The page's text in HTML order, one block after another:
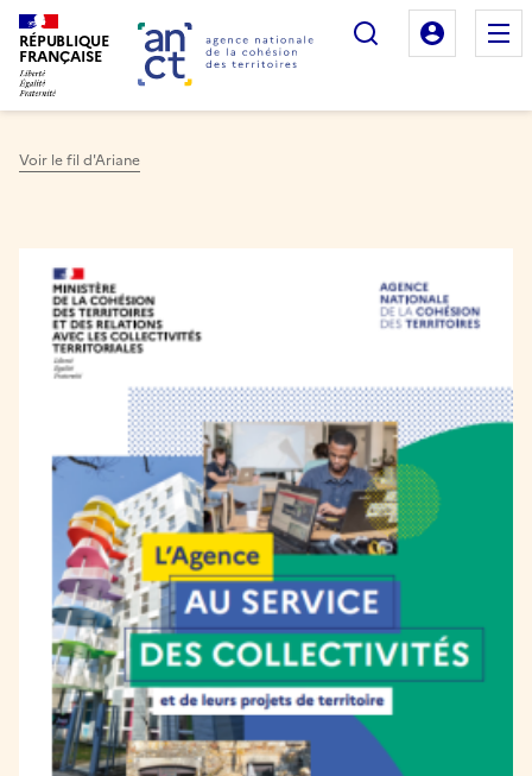
RÉPUBLIQUE
FRANÇAISE
Rechercher
Mon
Voir le fil d'Ariane
Image
[Plaquette] présentation
de l'ANCT
Publié le 08/05/2020